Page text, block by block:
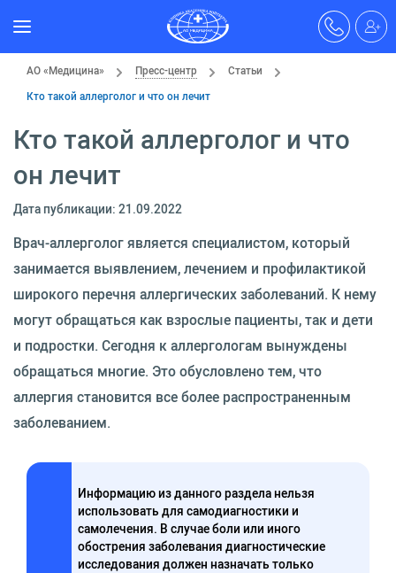
АО «Медицина» Пресс-центр
Статьи
Кто такой аллерголог и что он лечит
Кто такой аллерголог и что
он лечит
Дата публикации: 21.09.2022
Врач-аллерголог является специалистом, который
занимается выявлением, лечением и профилактикой
широкого перечня аллергических заболеваний. К нему
могут обращаться как взрослые пациенты, так и дети
и подростки. Сегодня к аллергологам вынуждены
обращаться многие. Это обусловлено тем, что
аллергия становится все более распространенным
заболеванием.
Информацию из данного раздела нельзя
использовать для самодиагностики и
самолечения. В случае боли или иного
обострения заболевания диагностические
исследования должен назначать только